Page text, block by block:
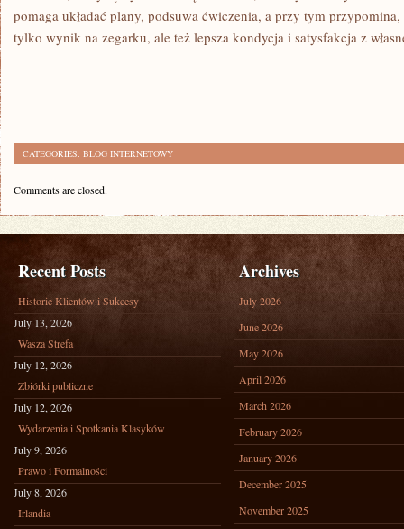
pomaga układać plany, podsuwa ćwiczenia, a przy tym
tylko wynik na zegarku, ale też lepsza kondycja i satysfakcja z
CATEGORIES: BLOG INTERNETOWY
Comments are closed.
Recent Posts
Historie Klientów i Sukcesy
July 13, 2026
Wasza Strefa
July 12, 2026
Zbiórki publiczne
July 12, 2026
Wydarzenia i Spotkania Klasyków
July 9, 2026
Prawo i Formalności
July 8, 2026
Irlandia
Archives
July 2026
June 2026
May 2026
April 2026
March 2026
February 2026
January 2026
December 2025
November 2025